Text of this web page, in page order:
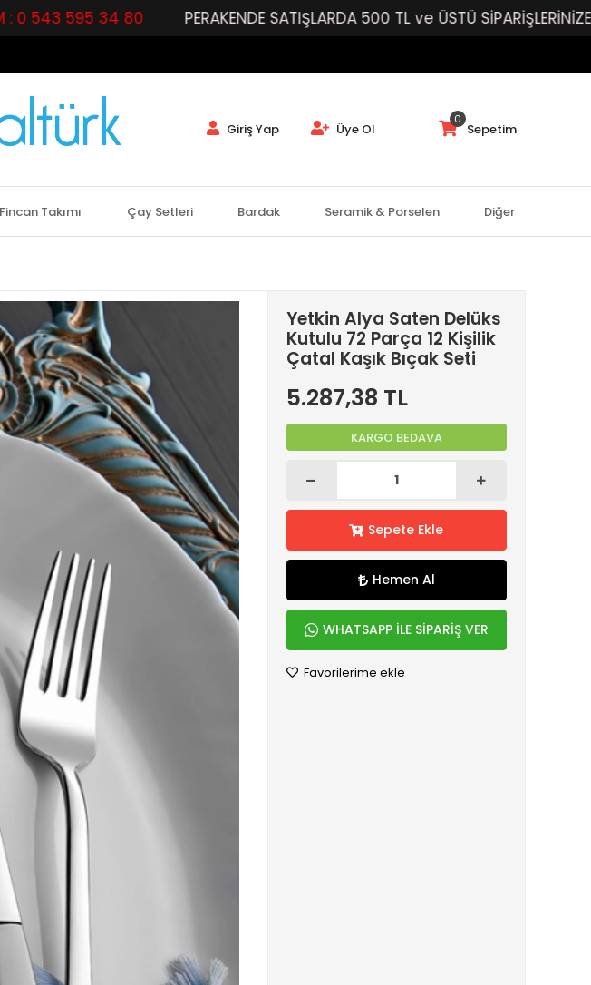
34 80 PERAKENDE SATIŞLARDA 500 TL ve ÜSTÜ SİPARİŞLERİNİZE ÜCRETSİZ
Giriş Yap Üye Ol
0
Sepetim
Takımı Çay Setleri Bardak Seramik & Porselen Diğer
Yetkin Alya Saten Delüks
Kutulu 72 Parça 12 Kişilik
Çatal Kaşık Bıçak Seti
5.287,38 TL
KARGO BEDAVA
Sepete Ekle
Hemen Al
WHATSAPP İLE SİPARİŞ VER
Favorilerime ekle